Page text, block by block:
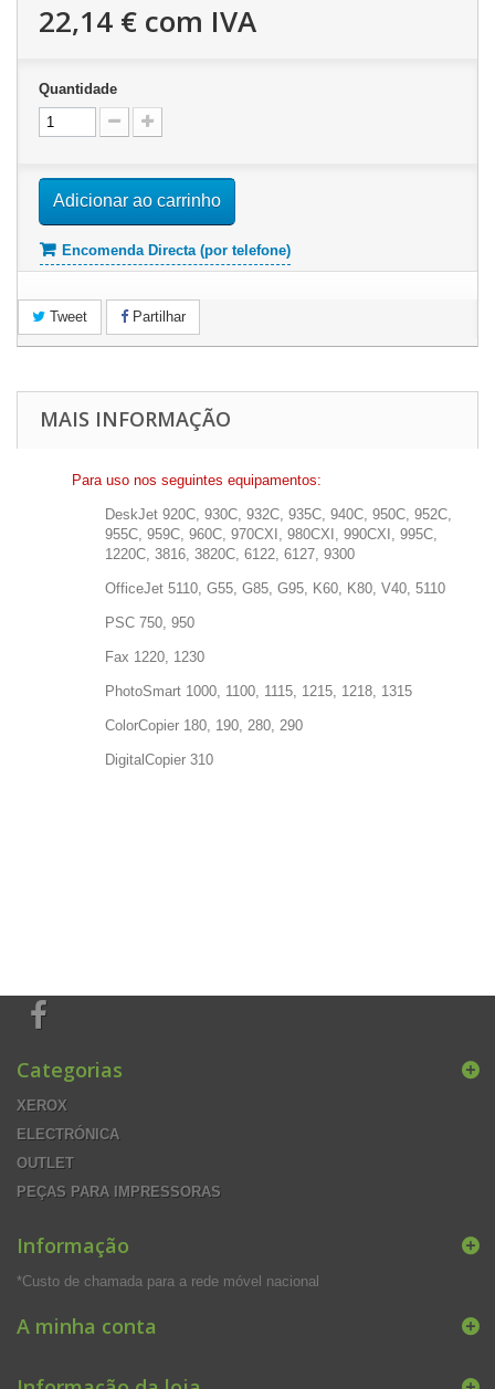
22,14 € com IVA
Quantidade
Adicionar ao carrinho
Encomenda Directa (por telefone)
Tweet Partilhar
MAIS INFORMAÇÃO
Para uso nos seguintes equipamentos:
DeskJet 920C, 930C, 932C, 935C, 940C, 950C, 952C,
955C, 959C, 960C, 970CXI, 980CXI, 990CXI, 995C,
1220C, 3816, 3820C, 6122, 6127, 9300
OfficeJet 5110, G55, G85, G95, K60, K80, V40, 5110
PSC 750, 950
Fax 1220, 1230
PhotoSmart 1000, 1100, 1115, 1215, 1218, 1315
ColorCopier 180, 190, 280, 290
DigitalCopier 310
Categorias
XEROX
ELECTRÓNICA
OUTLET
PEÇAS PARA IMPRESSORAS
Informação
*Custo de chamada para a rede móvel nacional
A minha conta